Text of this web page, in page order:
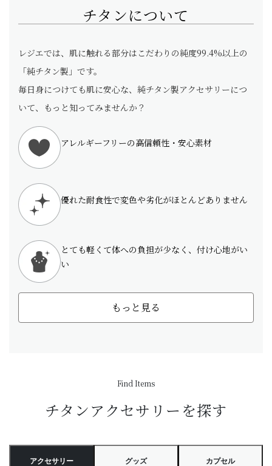
チタンについて
レジエでは、肌に触れる部分はこだわりの純度99.4%以上の
「純チタン製」です。
毎日身につけても肌に安心な、純チタン製アクセサリーにつ
いて、もっと知ってみませんか？
アレルギーフリーの高信頼性・安心素材
優れた耐食性で変色や劣化がほとんどありません
とても軽くて体への負担が少なく、付け心地がい
い
もっと見る
Find Items
チタンアクセサリーを探す
アクセサリー グッズ カプセル